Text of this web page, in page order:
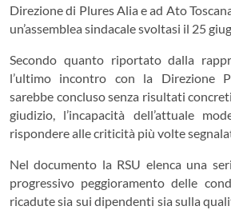
Direzione di Plures Alia e ad Ato
un’assemblea sindacale svoltasi il 25
Secondo quanto riportato dalla
l’ultimo incontro con la Direzione
sarebbe concluso senza risultati
giudizio, l’incapacità dell’attuale
rispondere alle criticità più volte
Nel documento la RSU elenca una
progressivo peggioramento delle
ricadute sia sui dipendenti sia sulla